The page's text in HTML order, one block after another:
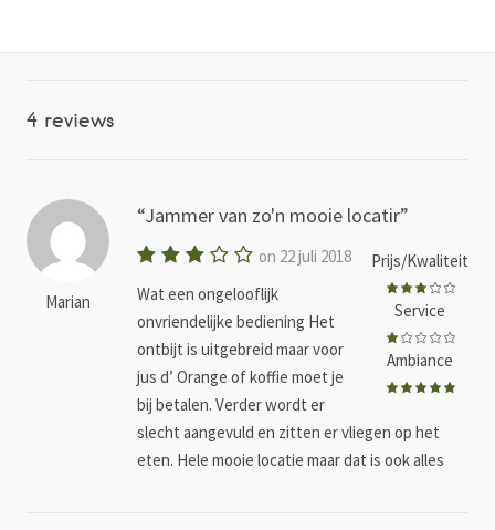
4 reviews
Marian
Jammer van zo'n mooie locatir
on 22 juli 2018 Prijs/Kwaliteit
Service
Ambiance
Wat een ongelooflijk
onvriendelijke bediening Het
ontbijt is uitgebreid maar voor
jus d’ Orange of koffie moet je
bij betalen. Verder wordt er
slecht aangevuld en zitten er vliegen op het
eten. Hele mooie locatie maar dat is ook alles